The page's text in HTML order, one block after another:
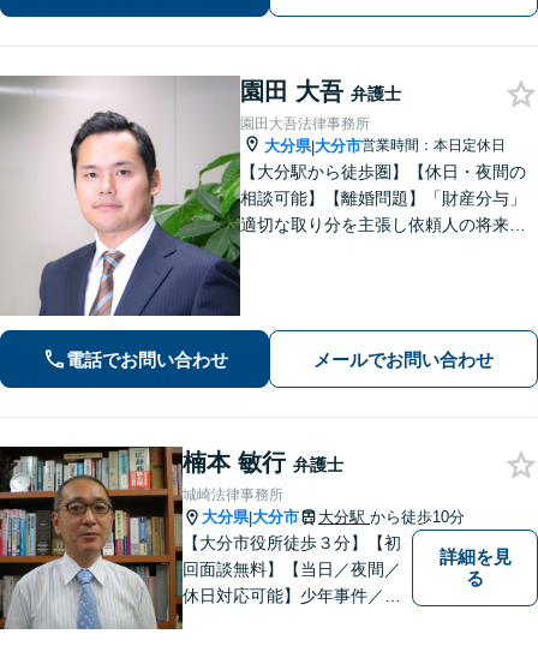
園田 大吾 弁護士
園田大吾法律事務所
大分県|大分市営業時間：本日定休日
【大分駅から徒歩圏】【休日・夜間の
相談可能】【離婚問題】「財産分与」
適切な取り分を主張し依頼人の将来を
どお任せください
電話でお問い合わせ メールでお問い合わせ
楠本 敏行 弁護士
城崎法律事務所
大分県|大分市 大分駅 から徒歩10分
【大分市役所徒歩３分】【初
回面談無料】【当日／夜間／
休日対応可能】少年事件／家
詳細を見
る